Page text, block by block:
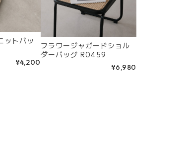
ットバッ
¥4,200
フラワージャガードショル
ダーバッグ R0459
¥6,980